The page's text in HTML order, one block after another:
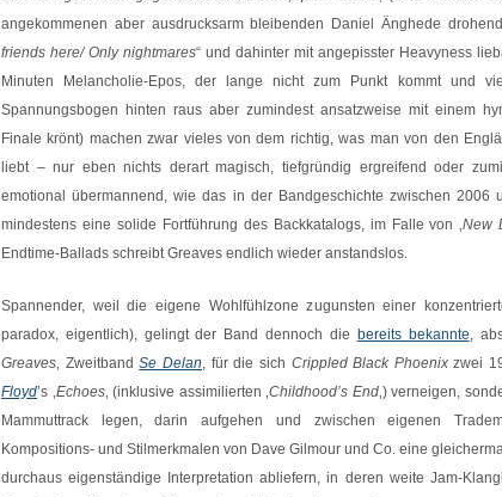
angekommenen aber ausdrucksarm bleibenden Daniel Änghede
friends here/ Only nightmares“ und dahinter mit angepisster Heavyness
Minuten Melancholie-Epos, der lange nicht zum Punkt kommt und
Spannungsbogen hinten raus aber zumindest ansatzweise mit einem
Finale krönt) machen zwar vieles von dem richtig, was man von den
liebt – nur eben nichts derart magisch, tiefgründig ergreifend oder
emotional übermannend, wie das in der Bandgeschichte zwischen 2006
mindestens eine solide Fortführung des Backkatalogs, im Falle von ‚New
Endtime-Ballads schreibt Greaves endlich wieder anstandslos.
Spannender, weil die eigene Wohlfühlzone zugunsten einer
paradox, eigentlich), gelingt der Band dennoch die bereits bekannte,
Greaves‚ ZweitbandSe Delan, für die sich Crippled Black Phoenixzwei
Floyd’s ‚Echoes‚ (inklusive assimilierten ‚Childhood’s End‚) verneigen,
Mammuttrack legen, darin aufgehen und zwischen eigenen
Kompositions- und Stilmerkmalen von Dave Gilmour und Co. eine
durchaus eigenständige Interpretation abliefern, in deren weite Jam-